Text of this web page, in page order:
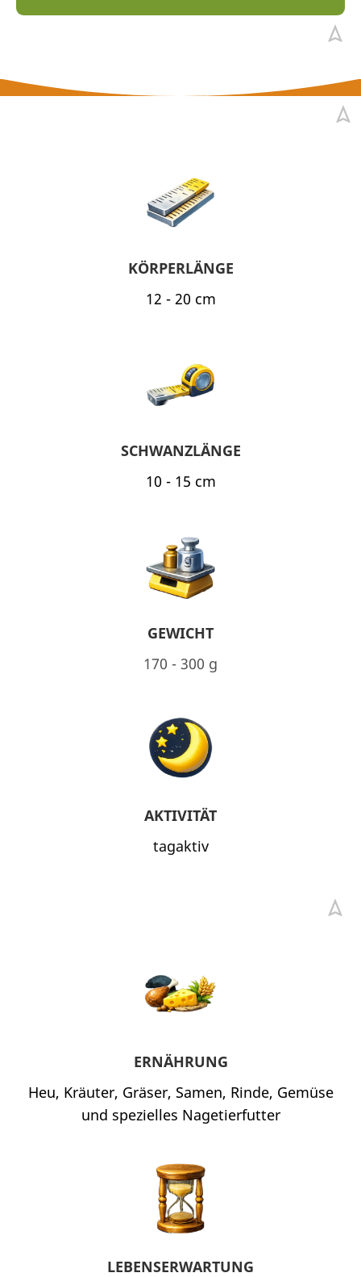
KÖRPERLÄNGE
12 - 20 cm
SCHWANZLÄNGE
10 - 15 cm
GEWICHT
170 - 300 g
AKTIVITÄT
tagaktiv
ERNÄHRUNG
Heu, Kräuter, Gräser, Samen, Rinde, Gemüse
und spezielles Nagetierfutter
LEBENSERWARTUNG